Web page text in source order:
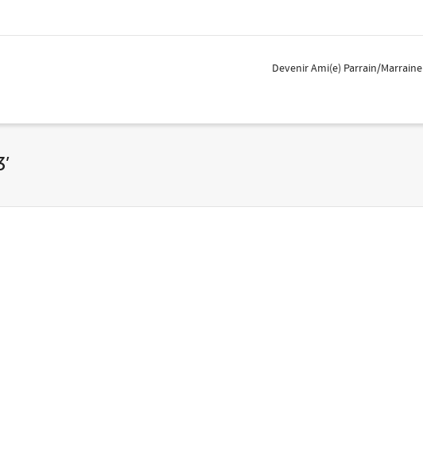
Devenir Ami(e) Parrain/Marraine